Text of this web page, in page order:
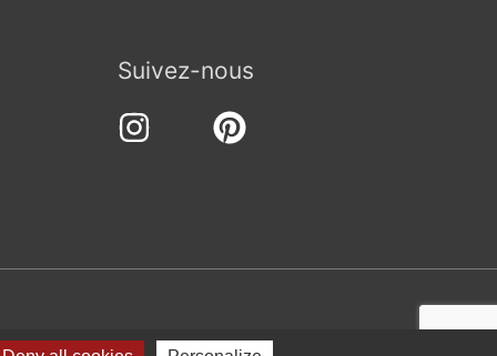
Suivez-nous